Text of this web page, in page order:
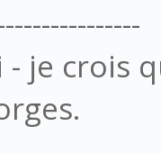
- je crois